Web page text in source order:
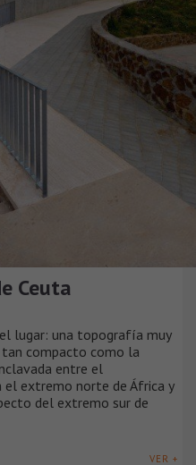
Ceuta
lugar: una topografía muy
tan compacto como la
entre el
el extremo norte de África y
del extremo sur de
VER +